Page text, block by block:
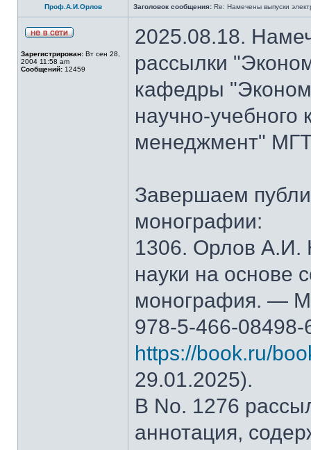
Проф.А.И.Орлов Заголовок сообщения: Re: Намечены выпуски
Зарегистрирован: Вт сен 28,
2004 11:58 am
Сообщений: 12459
2025.08.18.
рассылки
кафедры
научно-
менеджмент"
Завершаем
монографии:
1306. Орлов А.И.
науки на основе
монография. —
978-5-466-
https://book.ru/
29.01.2025).
В No. 1276
аннотация,